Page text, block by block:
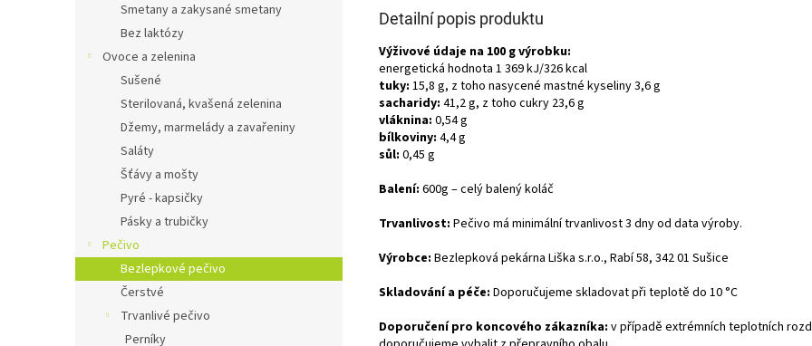
Smetany a zakysané smetany
Bez laktózy
Ovoce a zelenina
Sušené
Sterilovaná, kvašená zelenina
Džemy, marmelády a zavařeniny
Saláty
Šťávy a mošty
Pyré - kapsičky
Pásky a trubičky
Pečivo
Bezlepkové pečivo
Čerstvé
Trvanlivé pečivo
Perníky
Detailní popis produktu
Výživové údaje na 100 g výrobku:
energetická hodnota 1 369kJ/326kcal
tuky: 15,8 g, z toho nasycené mastné kyseliny3,6g
sacharidy: 41,2g, z toho cukry 23,6g
vláknina: 0,54g
bílkoviny: 4,4g
sůl: 0,45 g
Balení: 600g – celý balený koláč
Trvanlivost: Pečivo má minimální trvanlivost 3 dny od data výroby.
Výrobce: Bezlepková pekárna Liška s.r.o., Rabí 58, 342 01 Sušice
Skladování a péče: Doporučujeme skladovat při teplotě do 10 °C
Doporučení pro koncového zákazníka: v případě extrémních teplotních